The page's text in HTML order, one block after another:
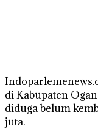
di Kabupaten
diduga belum
juta.